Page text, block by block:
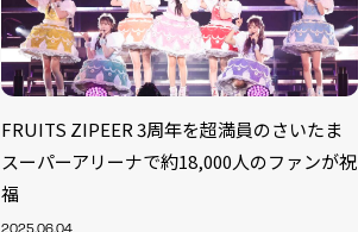
FRUITS ZIPEER 3周年を超満員のさいたま
スーパーアリーナで約18,000人のファンが祝
福